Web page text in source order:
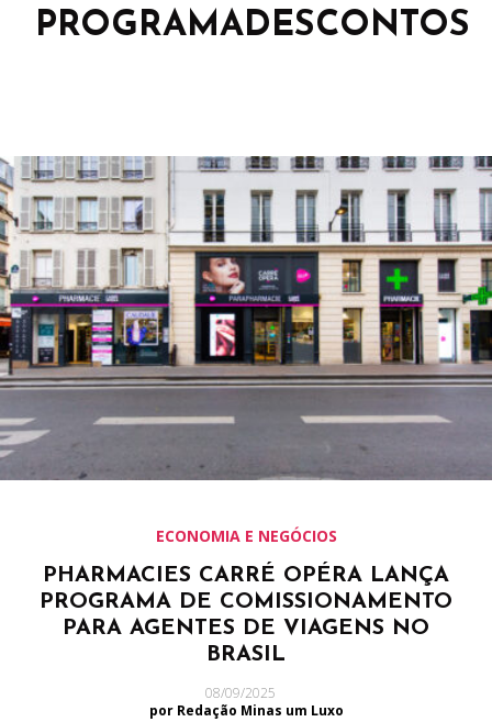
PROGRAMADESCONTOS
ECONOMIA E NEGÓCIOS
PHARMACIES CARRÉ OPÉRA LANÇA
PROGRAMA DE COMISSIONAMENTO
PARA AGENTES DE VIAGENS NO
BRASIL
08/09/2025
por Redação Minas um Luxo